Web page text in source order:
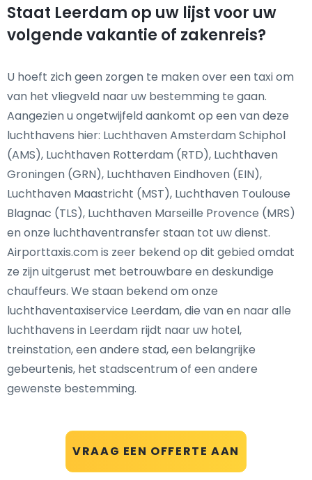
VRAAG EEN OFFERTE AAN
Staat Leerdam op uw lijst voor uw
volgende vakantie of zakenreis?
U hoeft zich geen zorgen te maken over een taxi om
van het vliegveld naar uw bestemming te gaan.
Aangezien u ongetwijfeld aankomt op een van deze
luchthavens hier: Luchthaven Amsterdam Schiphol
(AMS), Luchthaven Rotterdam (RTD), Luchthaven
Groningen (GRN), Luchthaven Eindhoven (EIN),
Luchthaven Maastricht (MST), Luchthaven Toulouse
Blagnac (TLS), Luchthaven Marseille Provence (MRS)
en onze luchthaventransfer staan tot uw dienst.
Airporttaxis.com is zeer bekend op dit gebied omdat
ze zijn uitgerust met betrouwbare en deskundige
chauffeurs. We staan bekend om onze
luchthaventaxiservice Leerdam, die van en naar alle
luchthavens in Leerdam rijdt naar uw hotel,
treinstation, een andere stad, een belangrijke
gebeurtenis, het stadscentrum of een andere
gewenste bestemming.